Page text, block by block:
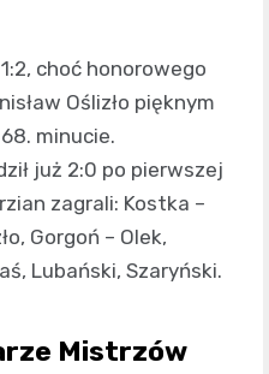
choć honorowego
Oślizło pięknym
minucie.
już 2:0 po pierwszej
zagrali: Kostka –
Gorgoń – Olek,
Lubański, Szaryński.
Mistrzów